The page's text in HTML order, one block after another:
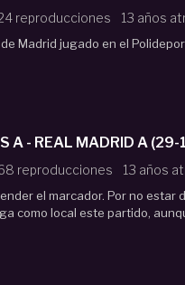
reproducciones 13 años
Madrid jugado en el
A - REAL MADRID A
reproducciones 13 años
el marcador. Por no estar
como local este partido,